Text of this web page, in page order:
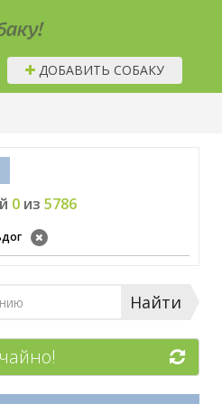
ДОБАВИТЬ СОБАКУ
0 из 5786
Найти